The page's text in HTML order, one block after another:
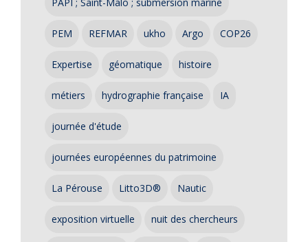
PEM REFMAR ukho Argo COP26
Expertise géomatique histoire
métiers hydrographie française IA
journée d'étude
journées européennes du patrimoine
La Pérouse Litto3D® Nautic
exposition virtuelle nuit des chercheurs